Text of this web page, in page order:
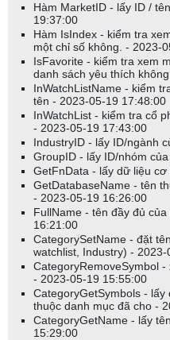
Hàm MarketID - lấy ID /
19:37:00
Hàm IsIndex - kiểm tra
một chỉ số không. - 2023-
IsFavorite - kiểm tra xem
danh sách yêu thích
InWatchListName - kiểm
tên - 2023-05-19 17:48:00
InWatchList - kiểm tra cổ
- 2023-05-19 17:43:00
IndustryID - lấy ID/ngành
GroupID - lấy ID/nhóm
GetFnData - lấy dữ liệu
GetDatabaseName - tên
- 2023-05-19 16:26:00
FullName - tên đầy đủ
16:21:00
CategorySetName - đặt
watchlist, Industry) -
CategoryRemoveSymbol
- 2023-05-19 15:55:00
CategoryGetSymbols -
thuộc danh mục đã cho -
CategoryGetName - lấy
15:29:00